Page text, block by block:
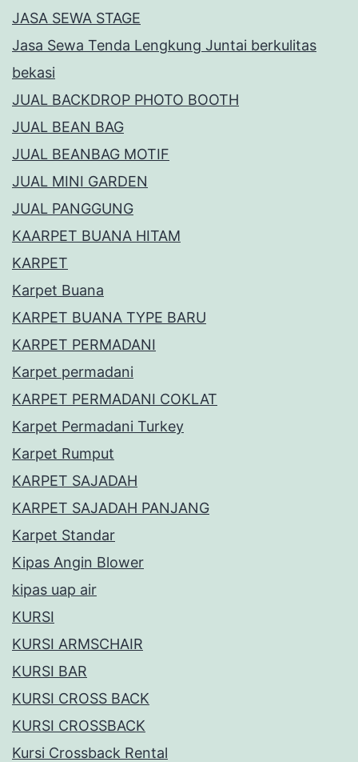
JASA SEWA STAGE
Jasa Sewa Tenda Lengkung Juntai berkulitas
bekasi
JUAL BACKDROP PHOTO BOOTH
JUAL BEAN BAG
JUAL BEANBAG MOTIF
JUAL MINI GARDEN
JUAL PANGGUNG
KAARPET BUANA HITAM
KARPET
Karpet Buana
KARPET BUANA TYPE BARU
KARPET PERMADANI
Karpet permadani
KARPET PERMADANI COKLAT
Karpet Permadani Turkey
Karpet Rumput
KARPET SAJADAH
KARPET SAJADAH PANJANG
Karpet Standar
Kipas Angin Blower
kipas uap air
KURSI
KURSI ARMSCHAIR
KURSI BAR
KURSI CROSS BACK
KURSI CROSSBACK
Kursi Crossback Rental